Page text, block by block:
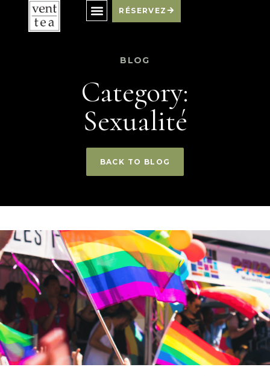
RÉSERVEZ
BLOG
Category:
Sexualité
BACK TO BLOG